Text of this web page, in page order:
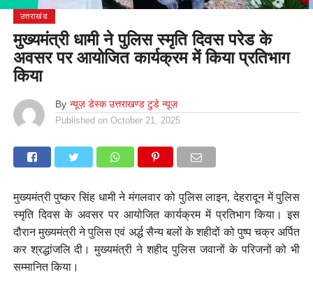
उत्तराखंड
मुख्यमंत्री धामी ने पुलिस स्मृति दिवस परेड के
अवसर पर आयोजित कार्यक्रम में किया प्रतिभाग
किया
By न्यूज़ डेस्क उत्तराखण्ड टुडे न्यूज़
Published on October 21, 2025
मुख्यमंत्री पुष्कर सिंह धामी ने मंगलवार को पुलिस लाइन, देहरादून में पुलिस
स्मृति दिवस के अवसर पर आयोजित कार्यक्रम में प्रतिभाग किया। इस
दौरान मुख्यमंत्री ने पुलिस एवं अर्द्ध सैन्य बलों के शहीदों को पुष्प चक्र अर्पित
कर श्रद्धांजलि दी। मुख्यमंत्री ने शहीद पुलिस जवानों के परिजनों को भी
सम्मानित किया।